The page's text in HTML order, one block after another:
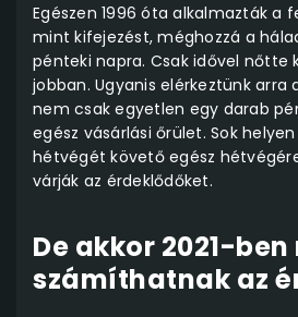
Egészen 1996 óta alkalmazták a
mint kifejezést, méghozzá a
pénteki napra. Csak idővel nőtte
jobban. Ugyanis elérkeztünk arra
nem csak egyetlen egy darab
egész vásárlási őrület. Sok
hétvégét követő egész
várják az érdeklődőket.
De akkor 2021-
számíthatnak az